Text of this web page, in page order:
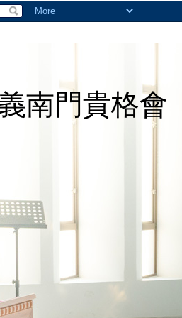
南門貴格會